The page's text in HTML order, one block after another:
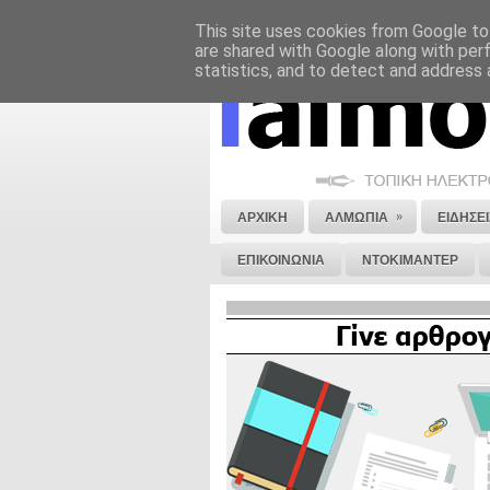
ΝΟΜΙΚΗ ΣΗΜΕΙΩΣΗ ΔΙΑΦΗΜΙΣΗ
ΑΡΧΙΚΗ ΑΛΜΩΠΙΑ »
ΕΠΙΚΟΙΝΩΝΙΑ ΝΤΟΚΙΜΑΝΤΕΡ
This site uses cookies from Google
are shared with Google along with
statistics, and to detect and address